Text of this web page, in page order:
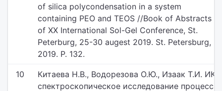
of silica polycondensation in a system
containing PEO and TEOS //Book of Abstracts
of XX International Sol-Gel Conference, St.
Peterburg, 25-30 augest 2019. St. Petersburg,
2019. P. 132.
10
Китаева Н.В., Водорезова О.Ю., Изаак Т.И. ИК-
спектроскопическое исследование процесса